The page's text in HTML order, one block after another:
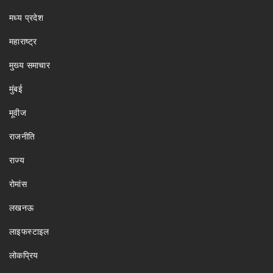
मध्य प्रदेश
महाराष्ट्र
मुख्य समाचार
मुंबई
मूवीज
राजनीति
राज्य
रोमांस
लखनऊ
लाइफस्टाइल
लोकप्रिय